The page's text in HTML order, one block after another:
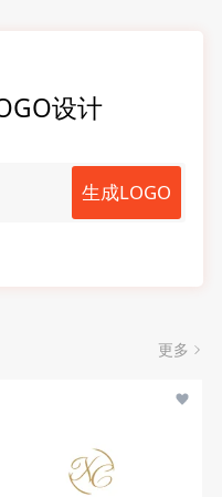
设计
生成LOGO
更多